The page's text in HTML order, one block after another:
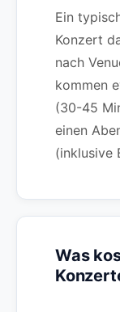
Ein
Konzert
nach
kommen
(30-45
einen
(inklusive
Was